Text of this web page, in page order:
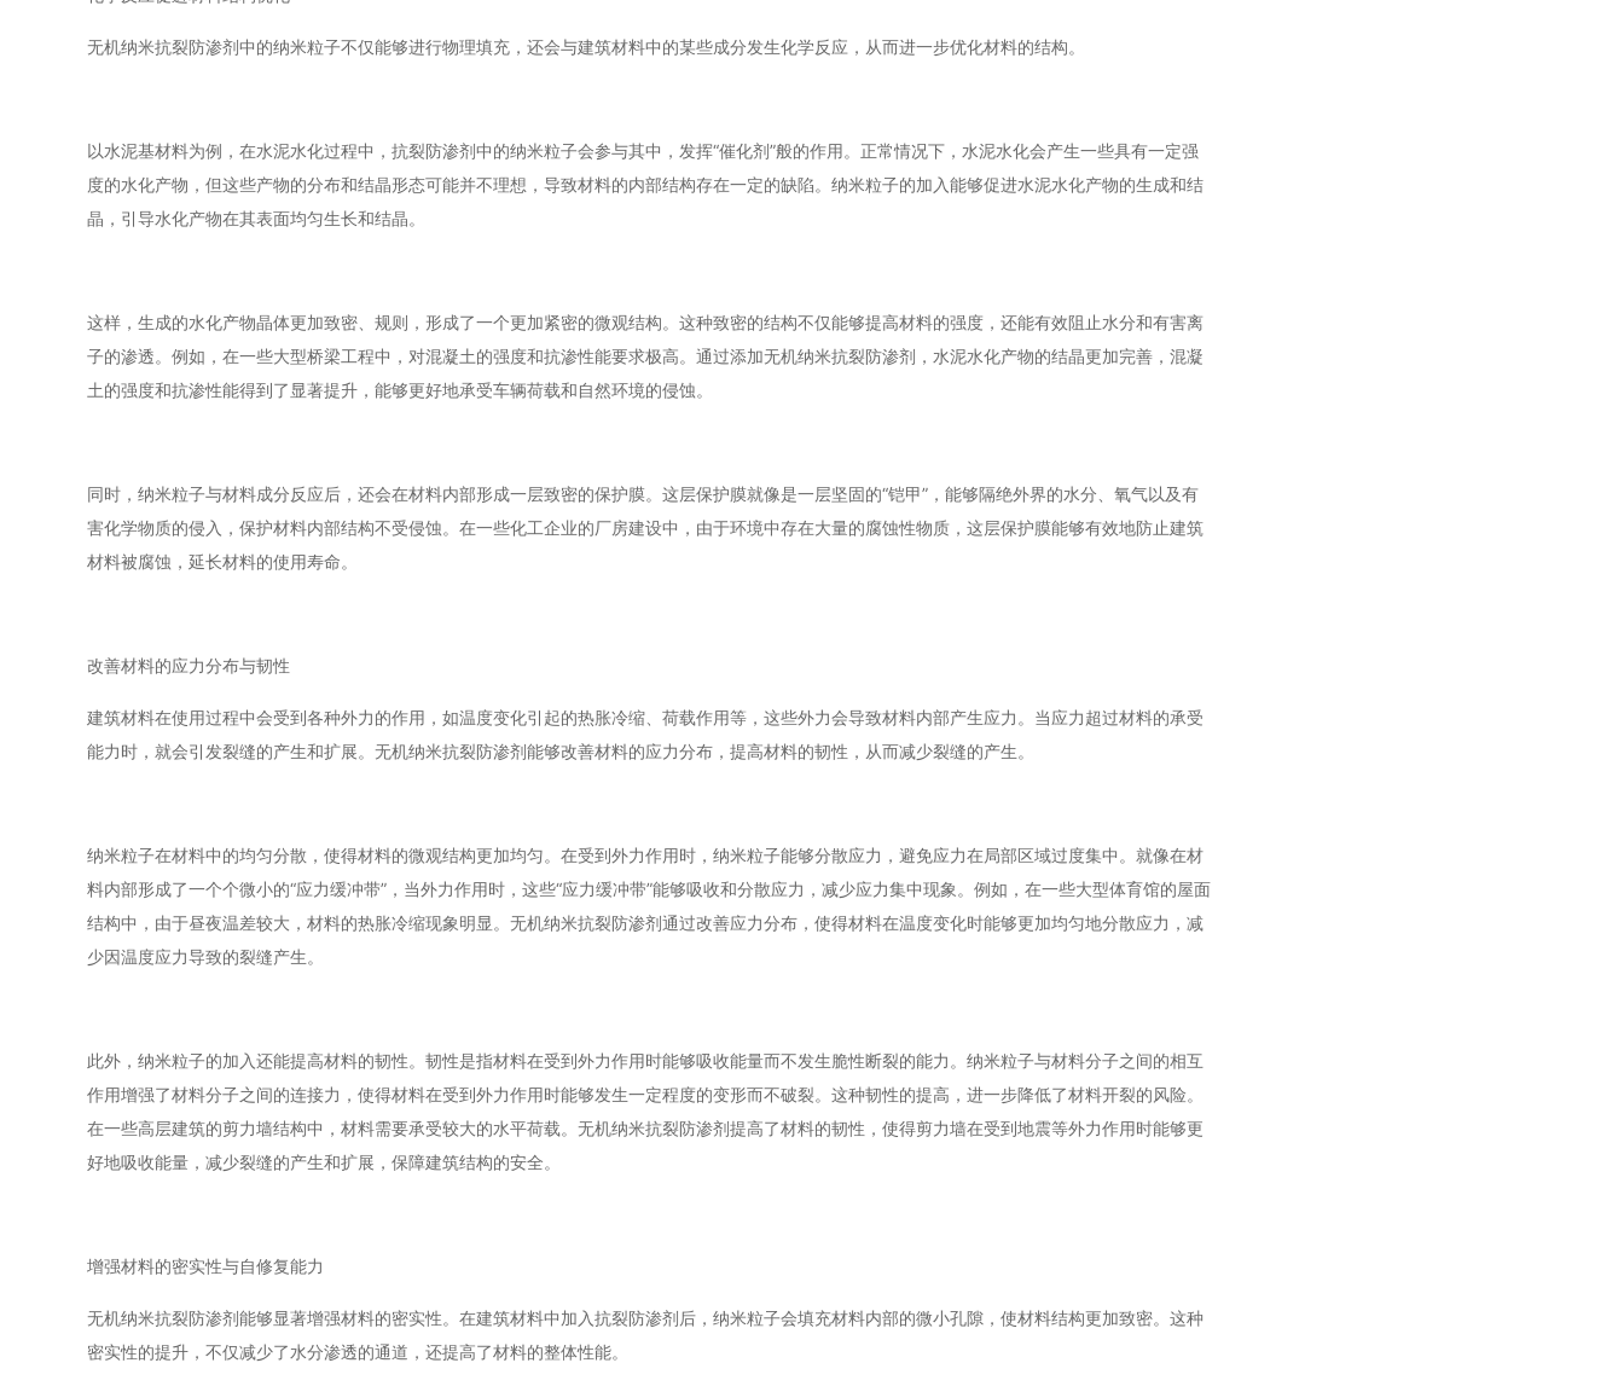
无机纳米抗裂防渗剂中的纳米粒子不仅能够进行物理填充，还会与建筑材料中的某些成分发生化学反应，从而进一步优化材料的结构。
以水泥基材料为例，在水泥水化过程中，抗裂防渗剂中的纳米粒子会参与其中，发挥“催化剂”般的作用。正常情况下，水泥水化会产生一些具有一定强
度的水化产物，但这些产物的分布和结晶形态可能并不理想，导致材料的内部结构存在一定的缺陷。纳米粒子的加入能够促进水泥水化产物的生成和结
晶，引导水化产物在其表面均匀生长和结晶。
这样，生成的水化产物晶体更加致密、规则，形成了一个更加紧密的微观结构。这种致密的结构不仅能够提高材料的强度，还能有效阻止水分和有害离
子的渗透。例如，在一些大型桥梁工程中，对混凝土的强度和抗渗性能要求极高。通过添加无机纳米抗裂防渗剂，水泥水化产物的结晶更加完善，混凝
土的强度和抗渗性能得到了显著提升，能够更好地承受车辆荷载和自然环境的侵蚀。
同时，纳米粒子与材料成分反应后，还会在材料内部形成一层致密的保护膜。这层保护膜就像是一层坚固的“铠甲”，能够隔绝外界的水分、氧气以及有
害化学物质的侵入，保护材料内部结构不受侵蚀。在一些化工企业的厂房建设中，由于环境中存在大量的腐蚀性物质，这层保护膜能够有效地防止建筑
材料被腐蚀，延长材料的使用寿命。
改善材料的应力分布与韧性
建筑材料在使用过程中会受到各种外力的作用，如温度变化引起的热胀冷缩、荷载作用等，这些外力会导致材料内部产生应力。当应力超过材料的承受
能力时，就会引发裂缝的产生和扩展。无机纳米抗裂防渗剂能够改善材料的应力分布，提高材料的韧性，从而减少裂缝的产生。
纳米粒子在材料中的均匀分散，使得材料的微观结构更加均匀。在受到外力作用时，纳米粒子能够分散应力，避免应力在局部区域过度集中。就像在材
料内部形成了一个个微小的“应力缓冲带”，当外力作用时，这些“应力缓冲带”能够吸收和分散应力，减少应力集中现象。例如，在一些大型体育馆的屋面
结构中，由于昼夜温差较大，材料的热胀冷缩现象明显。无机纳米抗裂防渗剂通过改善应力分布，使得材料在温度变化时能够更加均匀地分散应力，减
少因温度应力导致的裂缝产生。
此外，纳米粒子的加入还能提高材料的韧性。韧性是指材料在受到外力作用时能够吸收能量而不发生脆性断裂的能力。纳米粒子与材料分子之间的相互
作用增强了材料分子之间的连接力，使得材料在受到外力作用时能够发生一定程度的变形而不破裂。这种韧性的提高，进一步降低了材料开裂的风险。
在一些高层建筑的剪力墙结构中，材料需要承受较大的水平荷载。无机纳米抗裂防渗剂提高了材料的韧性，使得剪力墙在受到地震等外力作用时能够更
好地吸收能量，减少裂缝的产生和扩展，保障建筑结构的安全。
增强材料的密实性与自修复能力
无机纳米抗裂防渗剂能够显著增强材料的密实性。在建筑材料中加入抗裂防渗剂后，纳米粒子会填充材料内部的微小孔隙，使材料结构更加致密。这种
密实性的提升，不仅减少了水分渗透的通道，还提高了材料的整体性能。